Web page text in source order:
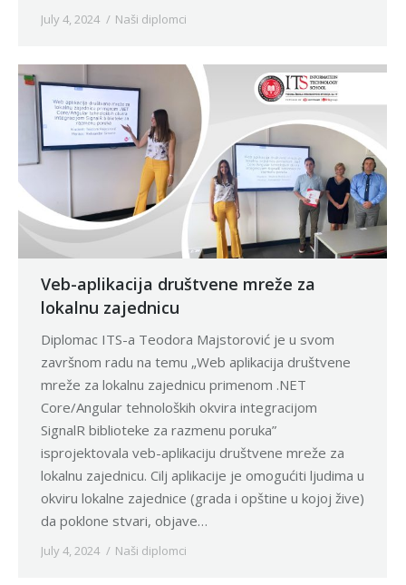
July 4, 2024 Naši diplomci
Veb-aplikacija društvene mreže za
lokalnu zajednicu
Diplomac ITS-a Teodora Majstorović je u svom
završnom radu na temu „Web aplikacija društvene
mreže za lokalnu zajednicu primenom .NET
Core/Angular tehnoloških okvira integracijom
SignalR biblioteke za razmenu poruka”
isprojektovala veb-aplikaciju društvene mreže za
lokalnu zajednicu. Cilj aplikacije je omogućiti ljudima u
okviru lokalne zajednice (grada i opštine u kojoj žive)
da poklone stvari, objave…
July 4, 2024 Naši diplomci